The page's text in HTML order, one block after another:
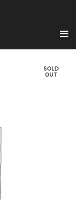
SOLD
OUT